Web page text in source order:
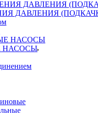
ДАВЛЕНИЯ
НАСОСЫ